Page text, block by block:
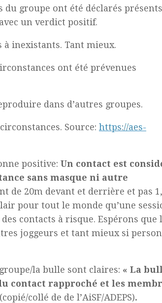
groupe ont été déclarés
un verdict positif.
inexistants. Tant mieux.
ont été prévenues
dans d’autres groupes.
Source: https://aes-
positive: Un contact est
sans masque ni autre
de 20m devant et derrière et pas
pour tout le monde qu’une
contacts à risque. Espérons que
joggeurs et tant mieux si
la bulle sont claires: « La
contact rapproché et les
(copié/collé de de l’AiSF/ADEPS).